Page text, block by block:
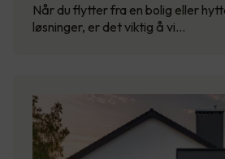
Når du flytter fra en bolig eller
løsninger, er det viktig å vi…